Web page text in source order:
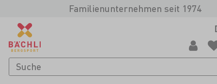
Familienunternehmen seit 1974